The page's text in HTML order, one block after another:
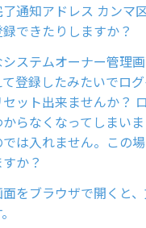
通知アドレス カンマ
録できたりしますか？
システムオーナー管理
登録したみたいでロ
ット出来ませんか？
からなくなってしまい
では入れません。この
か？
をブラウザで開くと